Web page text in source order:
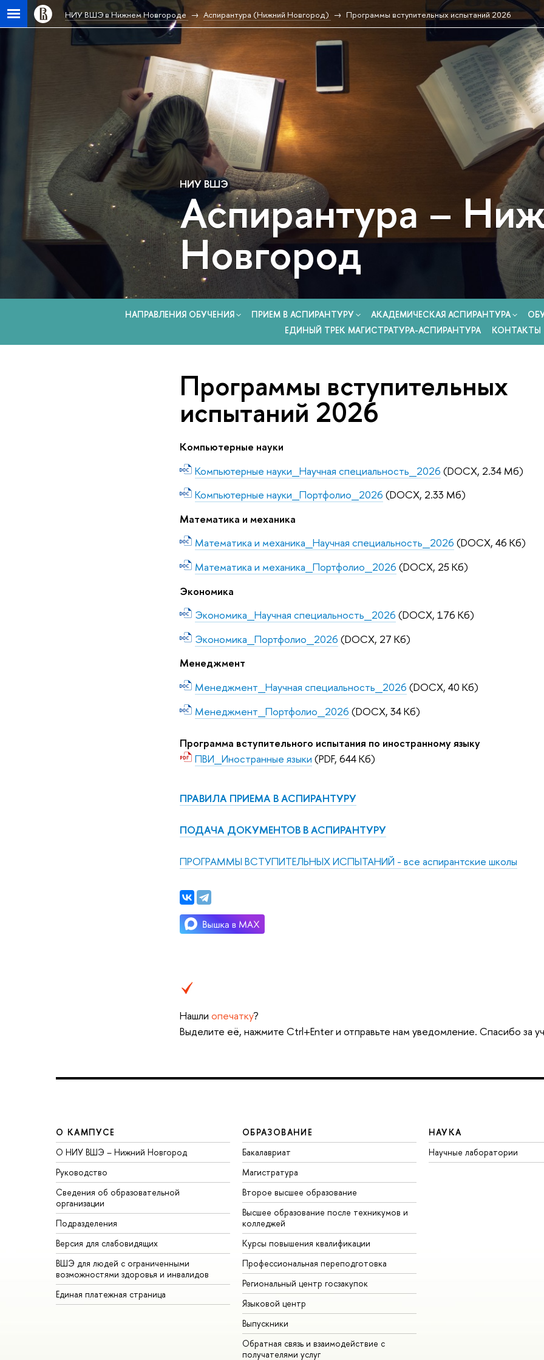
НИУ ВШЭ в Нижнем Новгороде Аспирантура (Нижний Новгород) Программы вступительных испытаний 2026
НИУ ВШЭ
Аспирантура –
Новгород
НАПРАВЛЕНИЯ ОБУЧЕНИЯ ПРИЕМ В АСПИРАНТУРУ АКАДЕМИЧЕСКАЯ АСПИРАНТУРА
ЕДИНЫЙ ТРЕК МАГИСТРАТУРА-АСПИРАНТУРА
КОНТАКТЫ
Программы вступительных
испытаний 2026
Компьютерные науки
Компьютерные науки_Научная специальность_2026 (DOCX, 2.34 Мб)
Компьютерные науки_Портфолио_2026 (DOCX, 2.33 Мб)
Математика и механика
Математика и механика_Научная специальность_2026 (DOCX, 46 Кб)
Математика и механика_Портфолио_2026 (DOCX, 25 Кб)
Экономика
Экономика_Научная специальность_2026 (DOCX, 176 Кб)
Экономика_Портфолио_2026 (DOCX, 27 Кб)
Менеджмент
Менеджмент_Научная специальность_2026 (DOCX, 40 Кб)
Менеджмент_Портфолио_2026 (DOCX, 34 Кб)
Программа вступительного испытания по иностранному языку
ПВИ_Иностранные языки (PDF, 644 Кб)
ПРАВИЛА ПРИЕМА В АСПИРАНТУРУ
ПОДАЧА ДОКУМЕНТОВ В АСПИРАНТУРУ
ПРОГРАММЫ ВСТУПИТЕЛЬНЫХ ИСПЫТАНИЙ - все аспирантские школы
Нашли опечатку?
Выделите её, нажмите Ctrl+Enter и отправьте нам уведомление. Спасибо за
О КАМПУСЕ
О НИУ ВШЭ – Нижний Новгород
Руководство
Сведения об образовательной
организации
Подразделения
Версия для слабовидящих
ВШЭ для людей с ограниченными
возможностями здоровья и инвалидов
Единая платежная страница
ОБРАЗОВАНИЕ
Бакалавриат
Магистратура
Второе высшее образование
Высшее образование после техникумов и
колледжей
Курсы повышения квалификации
Профессиональная переподготовка
Региональный центр госзакупок
Языковой центр
Выпускники
Обратная связь и взаимодействие с
получателями услуг
НАУКА
Научные лаборатории